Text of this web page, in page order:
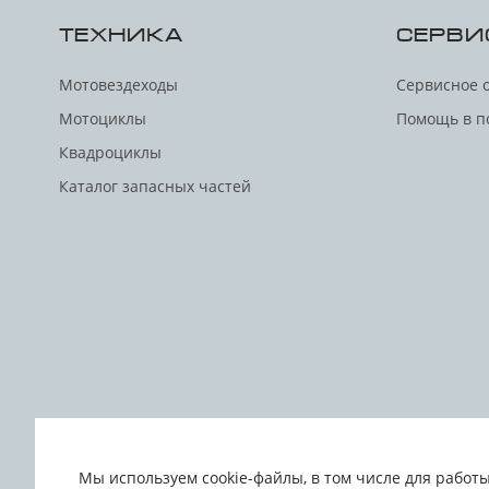
ТЕХНИКА
Мотовездеходы
Мотоциклы
Квадроциклы
Каталог запасных частей
Сервисное
Помощь в
соглашение
Мы используем cookie-файлы, в том числе для